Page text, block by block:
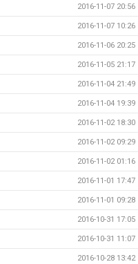
2016-11-07 20:56
2016-11-07 10:26
2016-11-06 20:25
2016-11-05 21:17
2016-11-04 21:49
2016-11-04 19:39
2016-11-02 18:30
2016-11-02 09:29
2016-11-02 01:16
2016-11-01 17:47
2016-11-01 09:28
2016-10-31 17:05
2016-10-31 11:07
2016-10-28 13:42